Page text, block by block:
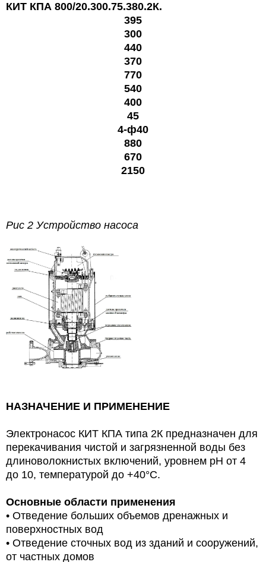
КИТ КПА 800/20.300.75.380.2К.
395
300
440
370
770
540
400
45
4-ф40
880
670
2150
Рис 2 Устройство насоса
НАЗНАЧЕНИЕ И ПРИМЕНЕНИЕ
Электронасос КИТ КПА типа 2К предназначен для
перекачивания чистой и загрязненной воды без
длиноволокнистых включений, уровнем рН от 4
до 10, температурой до +40°С.
Основные области применения
• Отведение больших объемов дренажных и
поверхностных вод
• Отведение сточных вод из зданий и сооружений,
от частных домов